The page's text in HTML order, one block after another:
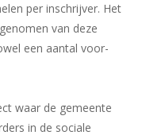
per inschrijver. Het
van deze
een aantal voor-
waar de gemeente
in de sociale